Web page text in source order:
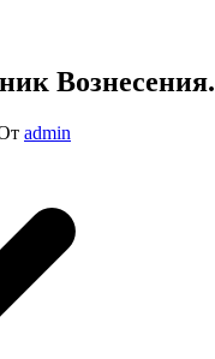
Вознесения.
admin